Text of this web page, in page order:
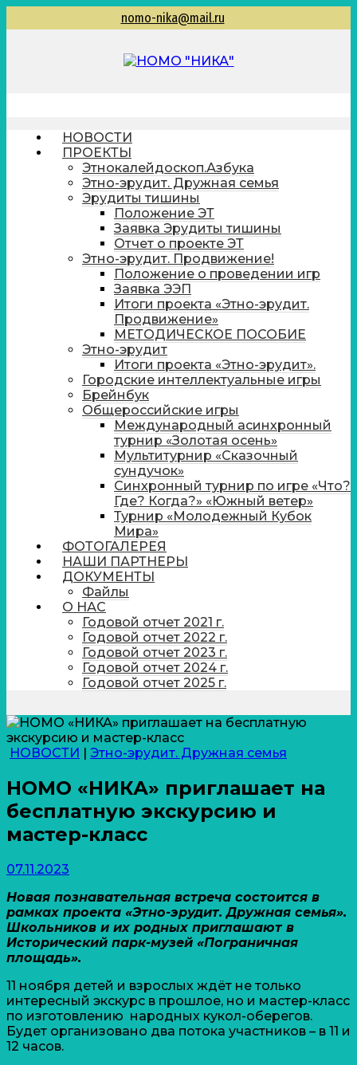
к
nomo-nika@mail.ru
командная ассоциация"
НОВОСТИ
ПРОЕКТЫ
Этнокалейдоскоп.Азбука
Этно-эрудит. Дружная семья
Эрудиты тишины
Положение ЭТ
Заявка Эрудиты тишины
Отчет о проекте ЭТ
Этно-эрудит. Продвижение!
Положение о проведении игр
Заявка ЭЭП
Итоги проекта «Этно-эрудит.
Продвижение»
МЕТОДИЧЕСКОЕ ПОСОБИЕ
Этно-эрудит
Итоги проекта «Этно-эрудит».
Городские интеллектуальные игры
Брейнбук
Общероссийские игры
Международный асинхронный
турнир «Золотая осень»
Мультитурнир «Сказочный
сундучок»
Синхронный турнир по игре «Что?
Где? Когда?» «Южный ветер»
Турнир «Молодежный Кубок
Мира»
ФОТОГАЛЕРЕЯ
НАШИ ПАРТНЕРЫ
ДОКУМЕНТЫ
Файлы
О НАС
Годовой отчет 2021 г.
Годовой отчет 2022 г.
Годовой отчет 2023 г.
Годовой отчет 2024 г.
Годовой отчет 2025 г.
НОВОСТИ | Этно-эрудит. Дружная семья
НОМО «НИКА» приглашает на
бесплатную экскурсию и
мастер-класс
07.11.2023
Новая познавательная встреча состоится в
рамках проекта «Этно-эрудит. Дружная семья».
Школьников и их родных приглашают в
Исторический парк-музей «Пограничная
площадь».
11 ноября детей и взрослых ждёт не только
интересный экскурс в прошлое, но и мастер-класс
по изготовлению народных кукол-оберегов.
Будет организовано два потока участников – в 11 и
12 часов.